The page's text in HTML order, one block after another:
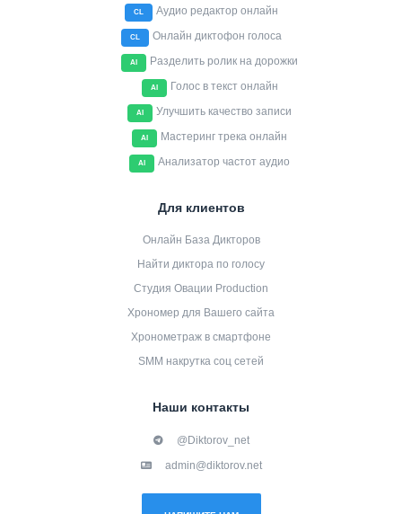
CL Аудио редактор онлайн
CL Онлайн диктофон голоса
AI Разделить ролик на дорожки
AI Голос в текст онлайн
AI Улучшить качество записи
AI Мастеринг трека онлайн
AI Анализатор частот аудио
Для клиентов
Онлайн База Дикторов
Найти диктора по голосу
Студия Овации Production
Хрономер для Вашего сайта
Хронометраж в смартфоне
SMM накрутка соц сетей
Наши контакты
@Diktorov_net
admin@diktorov.net